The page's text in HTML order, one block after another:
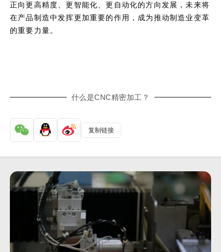
正向更高精度、更智能化、更自动化的方向发展，未来将
在产品制造中发挥更加重要的作用，成为推动制造业变革
的重要力量。
什么是CNC精密加工？
复制链接